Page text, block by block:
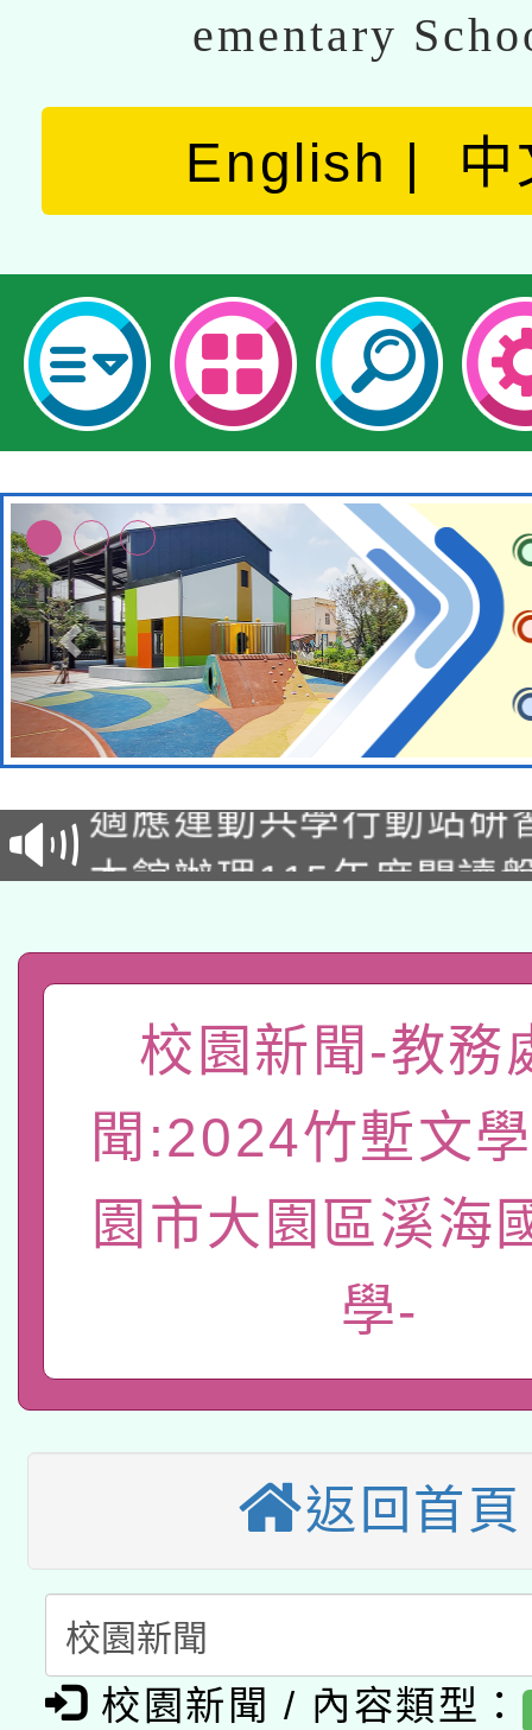
ementary
English 中
本校115學年度第2次
招甄選結果公告(無人
招)
適應運動共學行動站研
本館辦理115年度閱讀
礎課程
A3數位素養講師名單
「數位內容與教學軟
pilot」
薪期間赴陸應申請許可
轉知經濟部水利署委託
業技術研究院辦理「
用水績優單位及節水達
115年8月22日(星期六
桃園市孔廟祈福系列
2026年桃園地景藝術
本校115學年度第2次
招甄選結果公告(無人
招)
適應運動共學行動站研
本館辦理115年度閱讀
暨閱讀推動專業研習
科技賦能─人工智慧
礎課程
A3數位素養講師名單
「數位內容與教學軟體
pilot」
有關大陸委員會函釋公
校園新聞-教務
聞:2024竹塹文
園市大園區溪海
學-
返回首頁
校園新聞 / 內容類型：